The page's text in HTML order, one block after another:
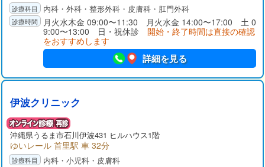
内科・外科・整形外科・皮膚科・肛門外科
月火水木金 09:00〜11:30 月火水金 14:00〜17:00 土 0
9:00〜13:00 日・祝休診 開始・終了時間は直接の確認
をおすすめします
詳細を見る
伊波クリニック
沖縄県うるま市石川伊波431 ヒルハウス1階
ゆいレール 首里駅 車 32分
内科・小児科・皮膚科